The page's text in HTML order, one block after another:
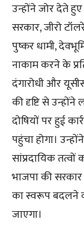
उन्होंने जोर देते
सरकार, जीरो
पुष्कर धामी,
नाकाम करने के
दंगारोधी और
की दृष्टि से
दोषियों पर हुई
पहुंचा होगा।
सांप्रदायिक
भाजपा की
का स्वरूप बदलने
जाएगा।